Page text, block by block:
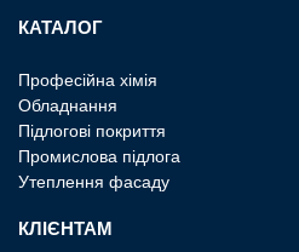
КАТАЛОГ
Професiйна хiмiя
Обладнання
Пiдлоговi покриття
Промислова пiдлога
Утеплення фасаду
КЛІЄНТАМ